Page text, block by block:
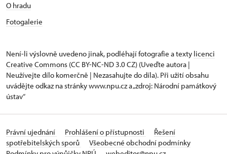
O hradu
Fotogalerie
Není-li výslovně uvedeno jinak, podléhají fotografie a texty licenci
Creative Commons (CC BY-NC-ND 3.0 CZ) (Uveďte autora |
Neužívejte dílo komerčně | Nezasahujte do díla). Při užití obsahu
uvádějte odkaz na stránky www.npu.cz a „zdroj: Národní památkový
ústav“
Právní ujednání Prohlášení o přístupnosti
Řešení
spotřebitelských sporů
Všeobecné obchodní podmínky